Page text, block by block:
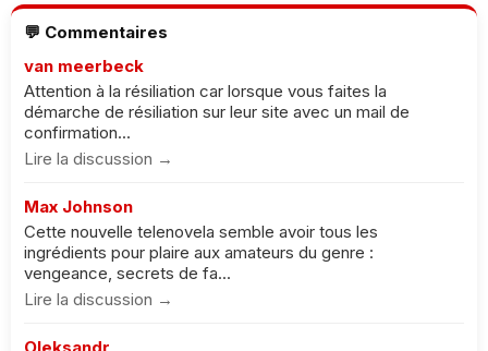
💬 Commentaires
van meerbeck
Attention à la résiliation car lorsque vous faites la
démarche de résiliation sur leur site avec un mail de
confirmation...
Lire la discussion →
Max Johnson
Cette nouvelle telenovela semble avoir tous les
ingrédients pour plaire aux amateurs du genre :
vengeance, secrets de fa...
Lire la discussion →